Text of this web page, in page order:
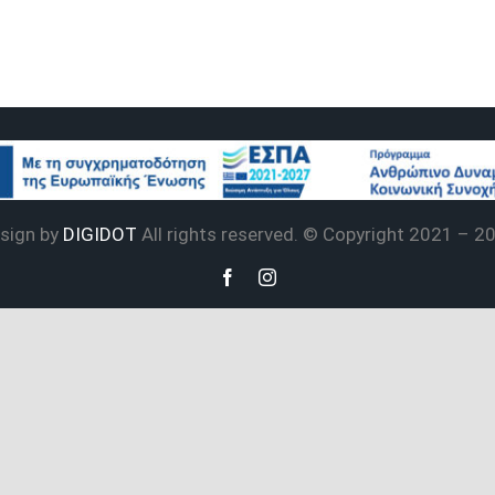
by DIGIDOT All rights reserved. © Copyright 2021 –